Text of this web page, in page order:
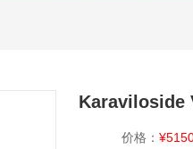
Karaviloside
价格：